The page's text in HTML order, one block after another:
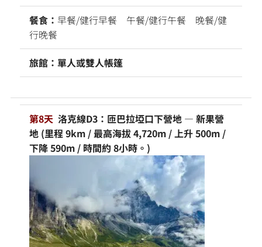
餐食： 早餐/健行早餐 午餐/健行午餐 晚餐/健
行晚餐
旅館：單人或雙人帳篷
第8天 洛克線D3：匝巴拉埡口下營地 — 新果營
地 (里程 9km / 最高海拔 4,720m / 上升 500m /
下降 590m / 時間約 8小時。)